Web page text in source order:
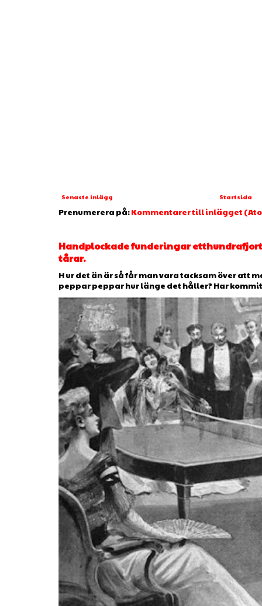
Senaste inlägg Startsida
Prenumerera på:Kommentarer till inlägget
Handplockade funderingar
tårar.
H ur det än är så får man vara tacksam över att
peppar peppar hur länge det håller? Har